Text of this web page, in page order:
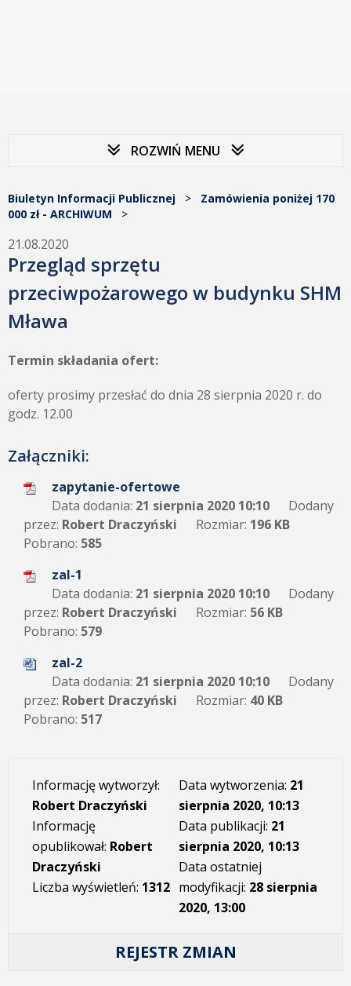
ROZWIŃ MENU
Biuletyn Informacji Publicznej > Zamówienia poniżej 170
000 zł - ARCHIWUM >
21.08.2020
Przegląd sprzętu
przeciwpożarowego w budynku SHM
Mława
Termin składania ofert:
oferty prosimy przesłać do dnia 28 sierpnia 2020 r. do
godz. 12.00
Załączniki:
zapytanie-ofertowe
Data dodania: 21 sierpnia 2020 10:10
Dodany
przez: Robert Draczyński Rozmiar: 196 KB
Pobrano: 585
zal-1
Data dodania: 21 sierpnia 2020 10:10
Dodany
przez: Robert Draczyński Rozmiar: 56 KB
Pobrano: 579
zal-2
Data dodania: 21 sierpnia 2020 10:10
Dodany
przez: Robert Draczyński Rozmiar: 40 KB
Pobrano: 517
Informację wytworzył:
Robert Draczyński
Informację
opublikował: Robert
Draczyński
Liczba wyświetleń: 1312
Data wytworzenia: 21
sierpnia 2020, 10:13
Data publikacji: 21
sierpnia 2020, 10:13
Data ostatniej
modyfikacji: 28 sierpnia
2020, 13:00
REJESTR ZMIAN